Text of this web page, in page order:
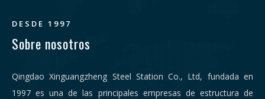
DESDE 1997
Sobre nosotros
Qingdao Xinguangzheng Steel Station Co., Ltd, fundada en
1997 es una de las principales empresas de estructura de